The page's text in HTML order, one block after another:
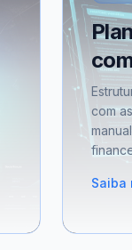
com
Saiba